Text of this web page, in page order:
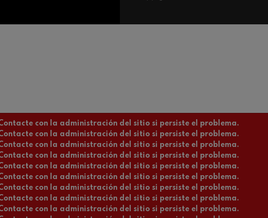
con la administración del sitio si persiste el problema.
con la administración del sitio si persiste el problema.
con la administración del sitio si persiste el problema.
con la administración del sitio si persiste el problema.
con la administración del sitio si persiste el problema.
con la administración del sitio si persiste el problema.
con la administración del sitio si persiste el problema.
con la administración del sitio si persiste el problema.
con la administración del sitio si persiste el problema.